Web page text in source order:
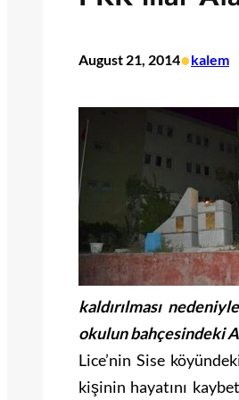
August 21, 2014•kalem
kaldırılması
okulun bahçesindeki
Lice’nin Sise
kişinin hayatını